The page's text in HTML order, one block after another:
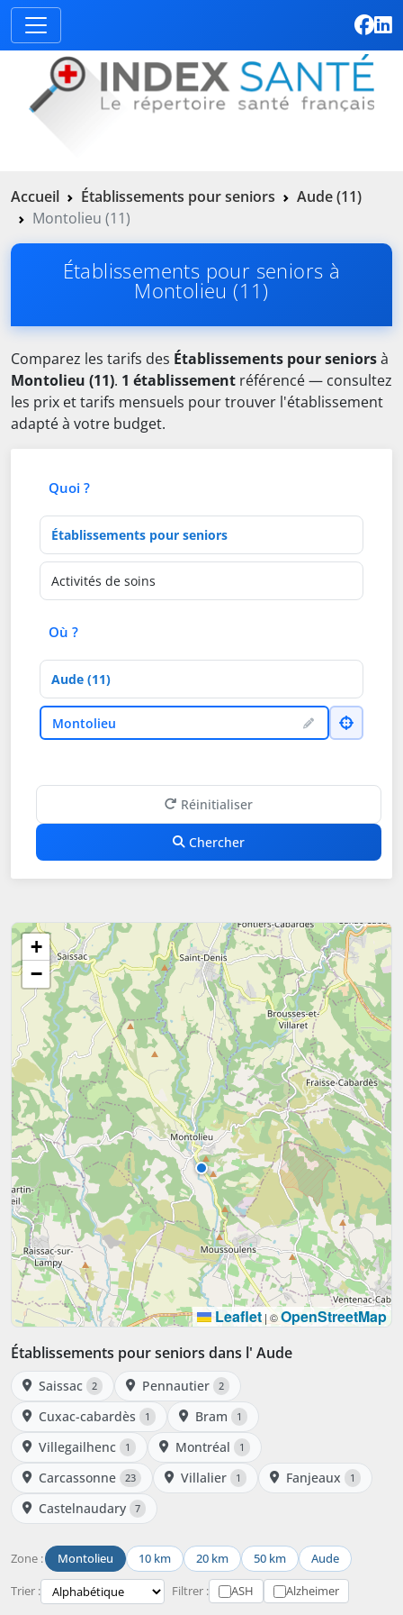
Accueil Établissements pour seniors
Aude (11)
Montolieu (11)
Établissements pour seniors à
Montolieu (11)
Comparez les tarifs des Établissements pour seniorsà
Montolieu (11). 1 établissement référencé — consultez
les prix et tarifs mensuels pour trouver l'établissement
adapté à votre budget.
Quoi ?
Type d'établissement
Activités de soins
Où ?
Département
VilleMontolieu
Réinitialiser
Chercher
+
−
Leaflet |©OpenStreetMap
Établissements pour seniors dans l' Aude
Saissac 2 Pennautier 2
Cuxac-cabardès 1 Bram 1
Villegailhenc 1 Montréal 1
Carcassonne 23 Villalier 1 Fanjeaux 1
Castelnaudary 7
Zone : Montolieu 10 km 20 km 50 km Aude
Trier : Filtrer : ASH Alzheimer